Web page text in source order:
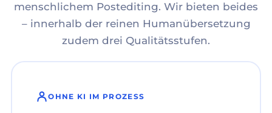
menschlichem Postediting. Wir bieten beides
– innerhalb der reinen Humanübersetzung
zudem drei Qualitätsstufen.
OHNE KI IM PROZESS